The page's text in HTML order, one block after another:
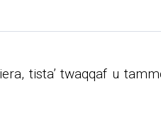
tista’ twaqqaf u